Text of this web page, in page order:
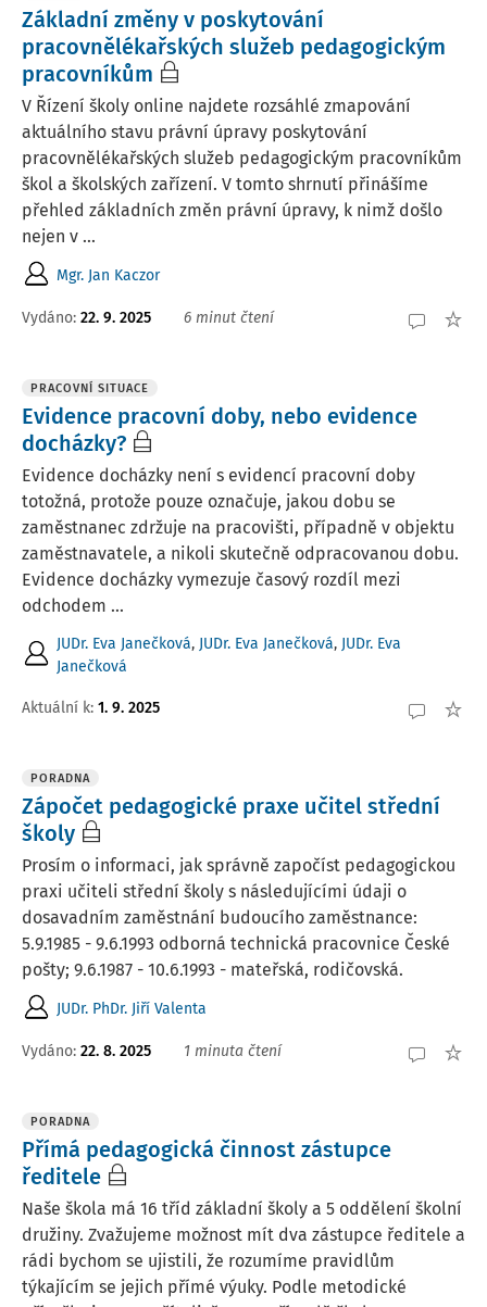
Základní změny v poskytování
pracovnělékařských služeb pedagogickým
pracovníkům
V Řízení školy online najdete rozsáhlé zmapování
aktuálního stavu právní úpravy poskytování
pracovnělékařských služeb pedagogickým pracovníkům
škol a školských zařízení. V tomto shrnutí přinášíme
přehled základních změn právní úpravy, k nimž došlo
nejen v ...
Mgr. Jan Kaczor
Vydáno: 22. 9. 2025 6 minut čtení
PRACOVNÍ SITUACE
Evidence pracovní doby, nebo evidence
docházky?
Evidence docházky není s evidencí pracovní doby
totožná, protože pouze označuje, jakou dobu se
zaměstnanec zdržuje na pracovišti, případně v objektu
zaměstnavatele, a nikoli skutečně odpracovanou dobu.
Evidence docházky vymezuje časový rozdíl mezi
odchodem ...
JUDr. Eva Janečková, JUDr. Eva Janečková, JUDr. Eva
Janečková
Aktuální k: 1. 9. 2025
PORADNA
Zápočet pedagogické praxe učitel střední
školy
Prosím o informaci, jak správně započíst pedagogickou
praxi učiteli střední školy s následujícími údaji o
dosavadním zaměstnání budoucího zaměstnance:
5.9.1985 - 9.6.1993 odborná technická pracovnice České
pošty; 9.6.1987 - 10.6.1993 - mateřská, rodičovská.
JUDr. PhDr. Jiří Valenta
Vydáno: 22. 8. 2025 1 minuta čtení
PORADNA
Přímá pedagogická činnost zástupce
ředitele
Naše škola má 16 tříd základní školy a 5 oddělení školní
družiny. Zvažujeme možnost mít dva zástupce ředitele a
rádi bychom se ujistili, že rozumíme pravidlům
týkajícím se jejich přímé výuky. Podle metodické